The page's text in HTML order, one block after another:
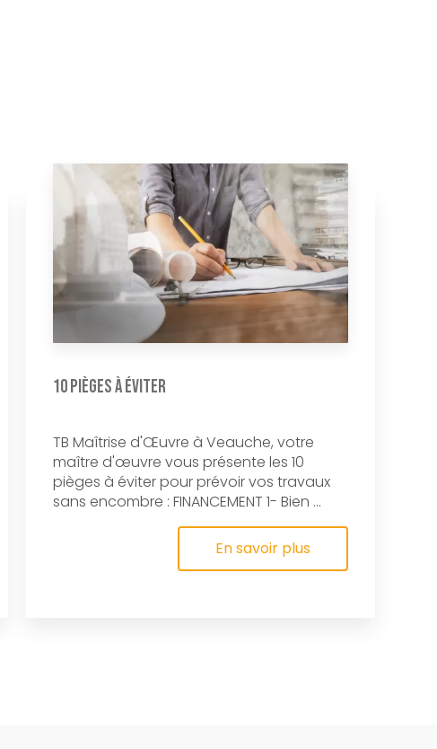
10 pièges à éviter
TB Maîtrise d'Œuvre à Veauche, votre
maître d'œuvre vous présente les 10
pièges à éviter pour prévoir vos travaux
sans encombre : FINANCEMENT 1- Bien ...
En savoir plus